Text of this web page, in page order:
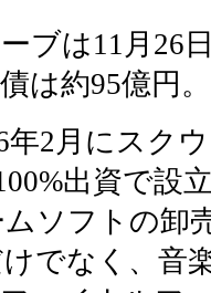
ブは11月26
は約95億円。
2月にスク
出資で設
ソフトの卸
でなく、音